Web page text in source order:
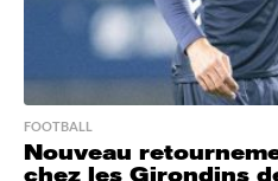
FOOTBALL
Nouveau
chez les Girondins